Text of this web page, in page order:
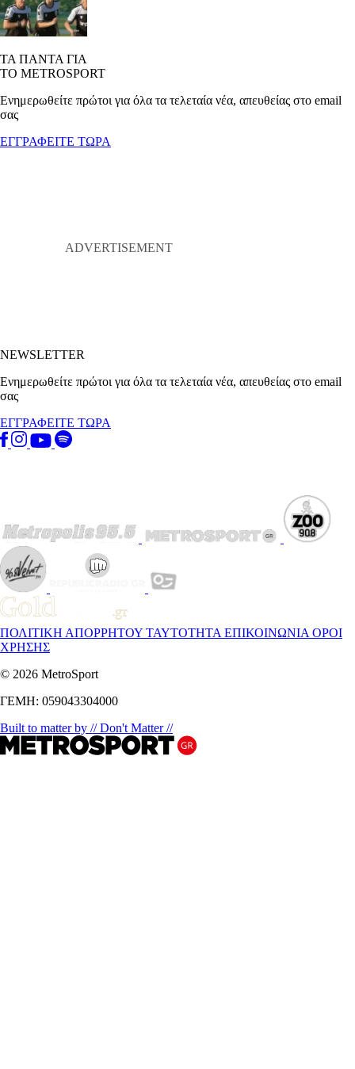
ΤΑ ΠΑΝΤΑ ΓΙΑ
ΤΟ METROSPORT
Ενημερωθείτε πρώτοι για όλα τα τελεταία νέα, απευθείας στο email
σας
ΕΓΓΡΑΦΕΙΤΕ ΤΩΡΑ
NEWSLETTER
Ενημερωθείτε πρώτοι για όλα τα τελεταία νέα, απευθείας στο email
σας
ΕΓΓΡΑΦΕΙΤΕ ΤΩΡΑ
ΠΟΛΙΤΙΚΗ ΑΠΟΡΡΗΤΟΥ ΤΑΥΤΟΤΗΤΑ ΕΠΙΚΟΙΝΩΝΙΑ ΟΡΟΙ
ΧΡΗΣΗΣ
© 2026 MetroSport
ΓΕΜΗ: 059043304000
Built to matter by // Don't Matter //